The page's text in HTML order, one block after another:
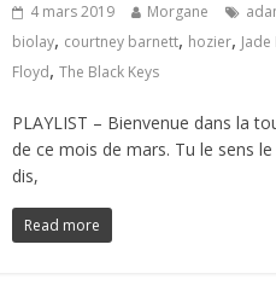
4 mars 2019 Morgane
biolay, courtney barnett, hozier,
Floyd, The Black Keys
PLAYLIST – Bienvenue dans la
de ce mois de mars. Tu le sens
dis,
Read more